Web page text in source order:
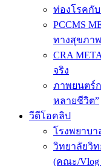
ท่องโรคกั
PCCMS
ทางสุขภาพ
CRA
จริง
ภาพยนตร์
หลายชีวิต”
วีดีโอคลิป
โรงพยาบ
วิทยาลัยวิ
(คณะ/